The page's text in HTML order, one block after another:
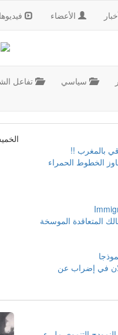
الأعضاء
تفاعل سياسي
الخميس 06
بالمغرب !!
الخطوط الحمراء
المتعاقدة الموسخة
في إضراب عن